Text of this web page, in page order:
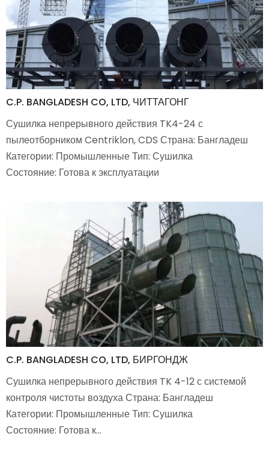
C.P. BANGLADESH CO, LTD, ЧИТТАГОНГ
Сушилка непрерывного действия TK4-24 с
пылеотборником Centriklon, CDS Страна: Бангладеш
Категории: Промышленные Тип: Сушилка
Состояние: Готова к эксплуатации
C.P. BANGLADESH CO, LTD, БИРГОНДЖ
Сушилка непрерывного действия TK 4-12 с системой
контроля чистоты воздуха Страна: Бангладеш
Категории: Промышленные Тип: Сушилка
Состояние: Готова к…